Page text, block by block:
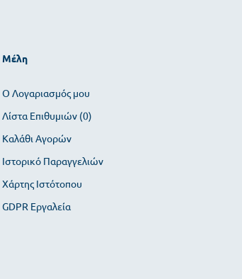
Μέλη
O Λογαριασμός μου
Λίστα Επιθυμιών (0)
Καλάθι Αγορών
Ιστορικό Παραγγελιών
Χάρτης Ιστότοπου
GDPR Εργαλεία